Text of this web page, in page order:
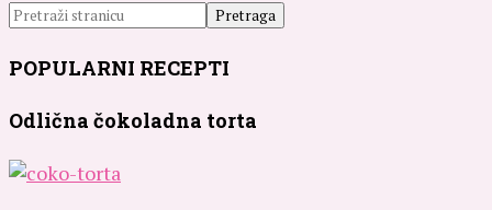
POPULARNI RECEPTI
Odlična čokoladna torta